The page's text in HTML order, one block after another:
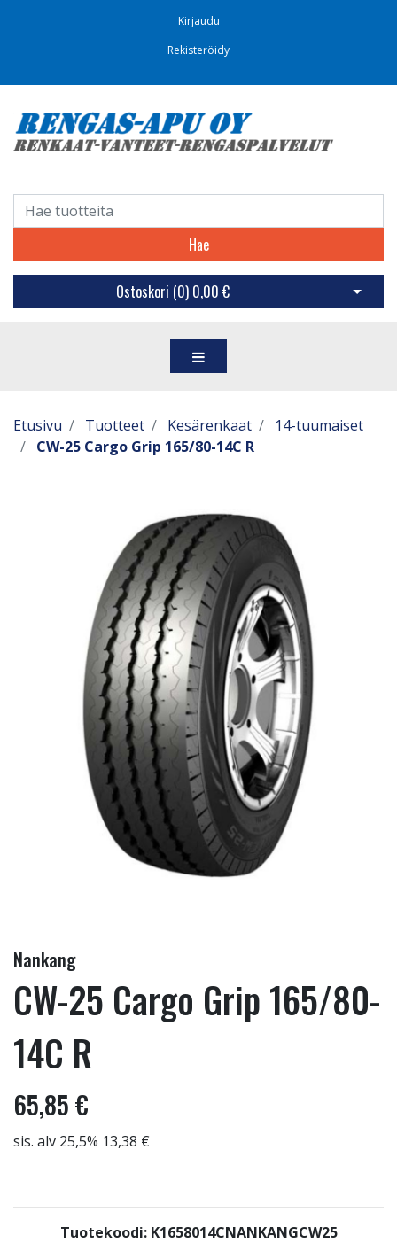
Kirjaudu
Rekisteröidy
Hae
Ostoskori (0) 0,00 € Avaa
Etusivu Tuotteet Kesärenkaat
14-tuumaiset
CW-25 Cargo Grip 165/80-14C R
Nankang
CW-25 Cargo Grip 165/80-
14C R
65,85 €
sis. alv 25,5% 13,38 €
Tuotekoodi: K1658014CNANKANGCW25